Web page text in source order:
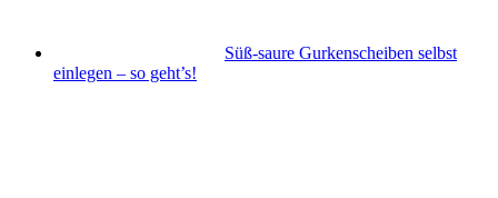
Süß-saure Gurkenscheiben selbst
einlegen – so geht’s!